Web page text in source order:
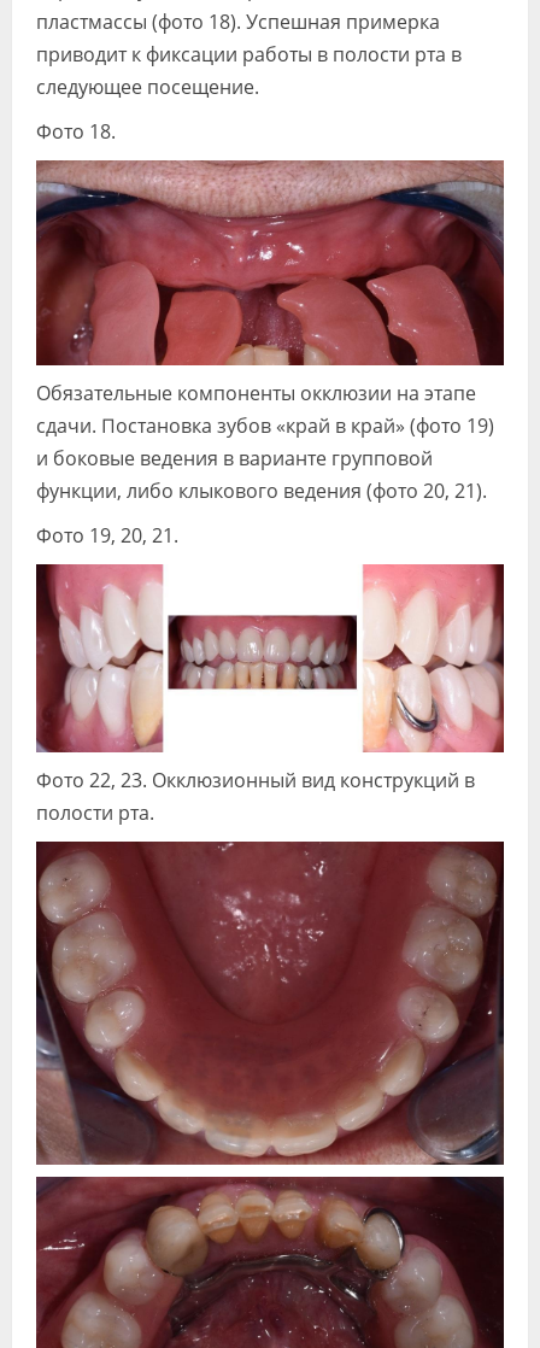
пластмассы (фото 18). Успешная примерка
приводит к фиксации работы в полости рта в
следующее посещение.
Фото 18.
Обязательные компоненты окклюзии на этапе
сдачи. Постановка зубов «край в край» (фото 19)
и боковые ведения в варианте групповой
функции, либо клыкового ведения (фото 20, 21).
Фото 19, 20, 21.
Фото 22, 23. Окклюзионный вид конструкций в
полости рта.